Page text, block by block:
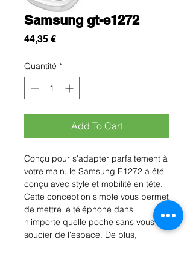
Samsung gt-e1272
44,35 €Prix
Quantité *
Add To Cart
Conçu pour s'adapter parfaitement à
votre main, le Samsung E1272 a été
conçu avec style et mobilité en tête.
Cette conception simple vous permet
de mettre le téléphone dans
n'importe quelle poche sans vous
soucier de l'espace. De plus,